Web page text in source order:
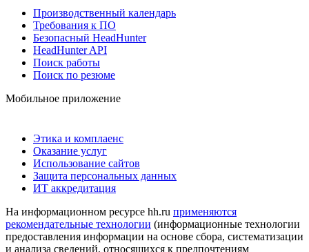
Производственный календарь
Требования к ПО
Безопасный HeadHunter
HeadHunter API
Поиск работы
Поиск по резюме
Мобильное приложение
Этика и комплаенс
Оказание услуг
Использование сайтов
Защита персональных данных
ИТ аккредитация
На информационном ресурсе hh.ru применяются
рекомендательные технологии (информационные технологии
предоставления информации на основе сбора, систематизации
и анализа сведений, относящихся к предпочтениям